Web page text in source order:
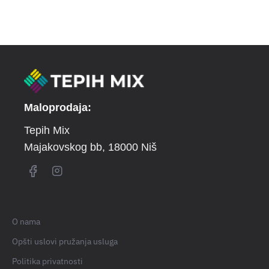
Maloprodaja:
Tepih Mix
Majakovskog bb, 18000 Niš
O nama
Opšti uslovi pružanja usluga
Politika privatnosti